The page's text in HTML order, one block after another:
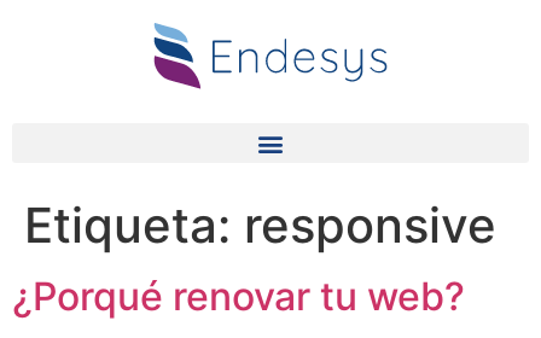
Etiqueta: responsive
¿Porqué renovar tu web?